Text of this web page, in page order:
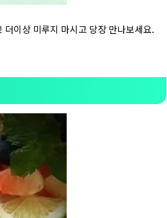
이상 미루지 마시고 당장 만나보세요.